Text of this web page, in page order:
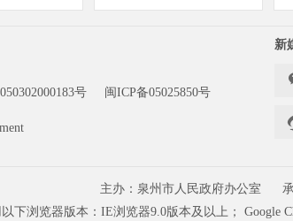
号 闽ICP备05025850号
新
主办：泉州市人民政府办公室
下浏览器版本：IE浏览器9.0版本及以上； Google